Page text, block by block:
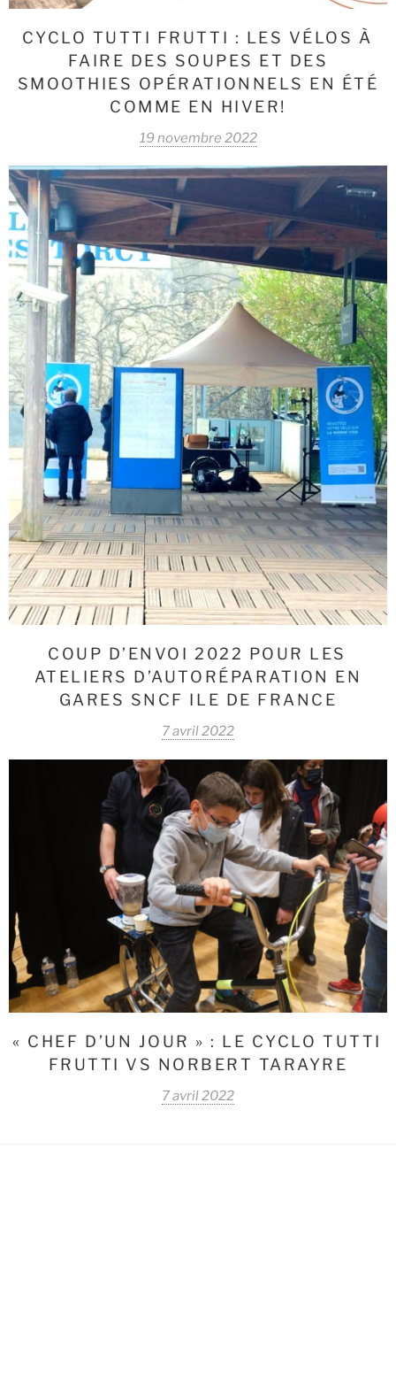
CYCLO TUTTI FRUTTI : LES VÉLOS À
FAIRE DES SOUPES ET DES
SMOOTHIES OPÉRATIONNELS EN ÉTÉ
COMME EN HIVER!
19 novembre 2022
COUP D’ENVOI 2022 POUR LES
ATELIERS D’AUTORÉPARATION EN
GARES SNCF ILE DE FRANCE
7 avril 2022
« CHEF D’UN JOUR » : LE CYCLO TUTTI
FRUTTI VS NORBERT TARAYRE
7 avril 2022